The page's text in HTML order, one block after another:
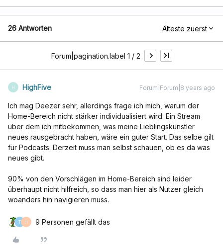
26 Antworten Älteste zuerst
Forum|pagination.label 1 / 2
H HighFive Forum|Forum|8 years ago
Ich mag Deezer sehr, allerdings frage ich mich, warum der
Home-Bereich nicht stärker individualisiert wird. Ein Stream
über dem ich mitbekommen, was meine Lieblingskünstler
neues rausgebracht haben, wäre ein guter Start. Das selbe gilt
für Podcasts. Derzeit muss man selbst schauen, ob es da was
neues gibt.
90% von den Vorschlägen im Home-Bereich sind leider
überhaupt nicht hilfreich, so dass man hier als Nutzer gleich
woanders hin navigieren muss.
T H 9 Personen gefällt das